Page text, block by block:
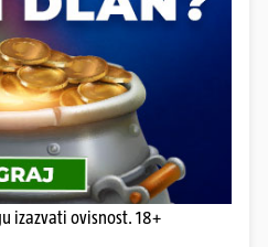
izazvati ovisnost. 18+